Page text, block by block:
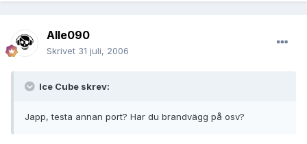
Alle090
Skrivet 31 juli, 2006
Ice Cube skrev:
Japp, testa annan port? Har du brandvägg på osv?